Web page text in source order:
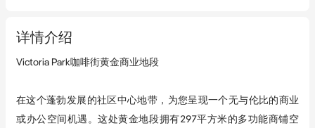
详情介绍
Victoria Park咖啡街黄金商业地段
在这个蓬勃发展的社区中心地带，为您呈现一个无与伦比的商业
或办公空间机遇。这处黄金地段拥有297平方米的多功能商铺空